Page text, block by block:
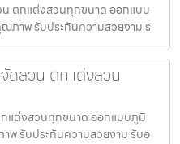
ตกแต่งสวนทุกขนาด ออกแบบ
ภาพ รับประกันความสวยงาม ร
ดสวน ตกแต่งสวน
แต่งสวนทุกขนาด ออกแบบภูมิ
พ รับประกันความสวยงาม รับอ